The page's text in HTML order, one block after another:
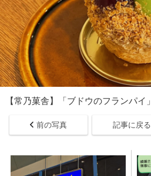
【常乃菓舎】「ブドウのフランパイ」
前の写真 記事に戻る